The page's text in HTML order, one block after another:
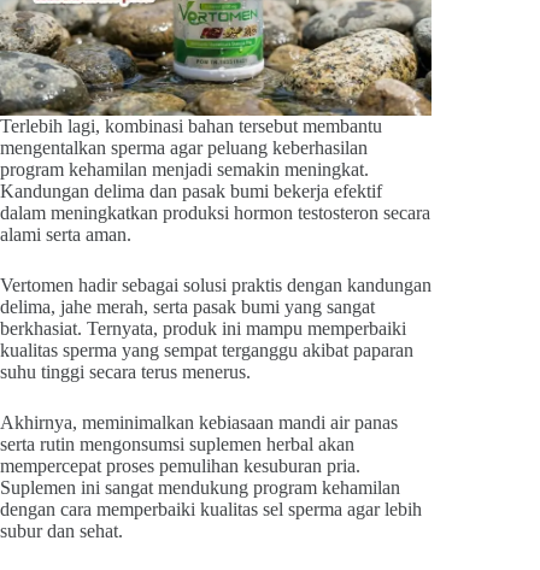
Terlebih lagi, kombinasi bahan tersebut membantu
mengentalkan sperma agar peluang keberhasilan
program kehamilan menjadi semakin meningkat.
Kandungan delima dan pasak bumi bekerja efektif
dalam meningkatkan produksi hormon testosteron secara
alami serta aman.
Vertomen hadir sebagai solusi praktis dengan kandungan
delima, jahe merah, serta pasak bumi yang sangat
berkhasiat. Ternyata, produk ini mampu memperbaiki
kualitas sperma yang sempat terganggu akibat paparan
suhu tinggi secara terus menerus.
Akhirnya, meminimalkan kebiasaan mandi air panas
serta rutin mengonsumsi suplemen herbal akan
mempercepat proses pemulihan kesuburan pria.
Suplemen ini sangat mendukung program kehamilan
dengan cara memperbaiki kualitas sel sperma agar lebih
subur dan sehat.